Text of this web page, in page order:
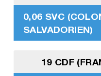
0,06 SVC
SALVADORIEN)
19 CDF